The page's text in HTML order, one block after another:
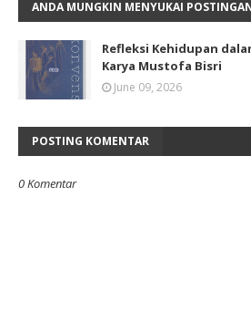
ANDA MUNGKIN MENYUKAI
Refleksi Kehidupan
Karya Mustofa Bisri
June 09, 2026
POSTING KOMENTAR
0 Komentar